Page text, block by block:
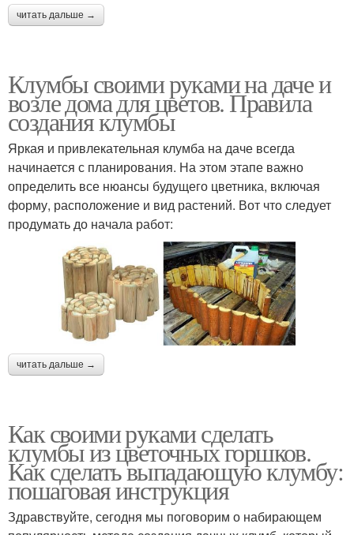
читать дальше →
Клумбы своими руками на даче и
возле дома для цветов. Правила
создания клумбы
Яркая и привлекательная клумба на даче всегда
начинается с планирования. На этом этапе важно
определить все нюансы будущего цветника, включая
форму, расположение и вид растений. Вот что следует
продумать до начала работ:
читать дальше →
Как своими руками сделать
клумбы из цветочных горшков.
Как сделать выпадающую клумбу:
пошаговая инструкция
Здравствуйте, сегодня мы поговорим о набирающем